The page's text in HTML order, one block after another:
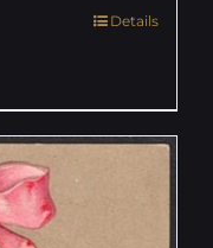
Details